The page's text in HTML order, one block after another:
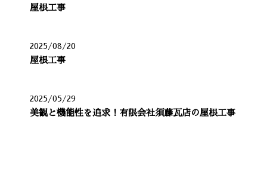
屋根工事
2025/08/20
屋根工事
2025/05/29
美観と機能性を追求！有限会社須藤瓦店の屋根工事